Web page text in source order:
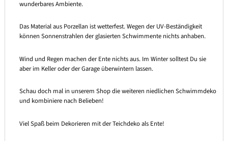
wunderbares Ambiente.
Das Material aus Porzellan ist wetterfest. Wegen der UV-Beständigkeit
können Sonnenstrahlen der glasierten Schwimmente nichts anhaben.
Wind und Regen machen der Ente nichts aus. Im Winter solltest Du sie
aber im Keller oder der Garage überwintern lassen.
Schau doch mal in unserem Shop die weiteren niedlichen Schwimmdeko
und kombiniere nach Belieben!
Viel Spaß beim Dekorieren mit der Teichdeko als Ente!